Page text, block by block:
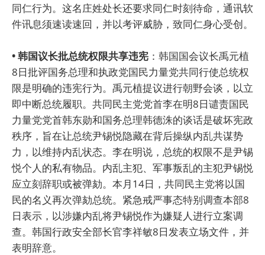
同仁行为。这名庄姓处长还要求同仁时刻待命，通讯软
件讯息须速读速回，并以考评威胁，致同仁身心受创。
• 韩国议长批总统权限共享违宪 ：韩国国会议长禹元植
8日批评国务总理和执政党国民力量党共同行使总统权
限是明确的违宪行为。禹元植提议进行朝野会谈，以立
即中断总统履职。共同民主党党首李在明8日谴责国民
力量党党首韩东勋和国务总理韩德洙的谈话是破坏宪政
秩序，旨在让总统尹锡悦隐藏在背后操纵内乱共谋势
力，以维持内乱状态。李在明说，总统的权限不是尹锡
悦个人的私有物品。内乱主犯、军事叛乱的主犯尹锡悦
应立刻辞职或被弹劾。本月14日，共同民主党将以国
民的名义再次弹劾总统。紧急戒严事态特别调查本部8
日表示，以涉嫌内乱将尹锡悦作为嫌疑人进行立案调
查。韩国行政安全部长官李祥敏8日发表立场文件，并
表明辞意。